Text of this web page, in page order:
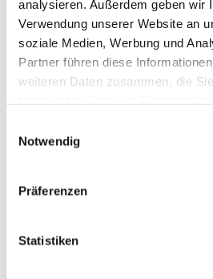
analysieren. Außerdem geben wir
Verwendung unserer Website an
soziale Medien, Werbung und
Partner führen diese
weiteren Daten zusammen, die
Notwendig
Präferenzen
Statistiken
KONTAKT
AUFNEHMEN